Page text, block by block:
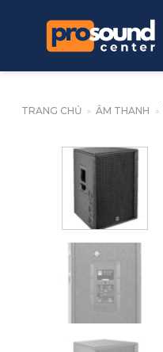
TRANG CHỦ » ÂM THANH »